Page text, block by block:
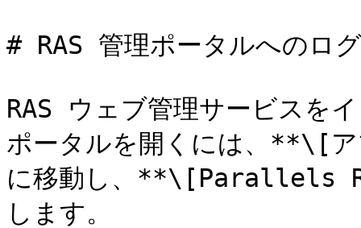
# RAS 管理ポータルへのロ
RAS ウェブ管理サービスを
ポータルを開くには、
に移動し、**\[Parallels
します。